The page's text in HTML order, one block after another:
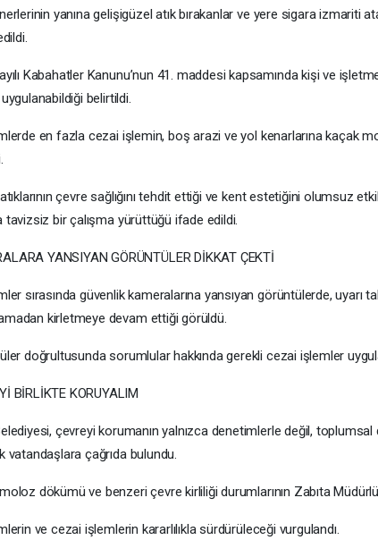
yanına gelişigüzel atık bırakanlar ve yere sigara izmariti
Kabahatler Kanunu’nun 41. maddesi kapsamında kişi ve
belirtildi.
en fazla cezai işlemin, boş arazi ve yol kenarlarına kaçak
çevre sağlığını tehdit ettiği ve kent estetiğini olumsuz
tavizsiz bir çalışma yürüttüğü ifade edildi.
YANSIYAN GÖRÜNTÜLER DİKKAT ÇEKTİ
sırasında güvenlik kameralarına yansıyan görüntülerde, uyarı
kirletmeye devam ettiği görüldü.
doğrultusunda sorumlular hakkında gerekli cezai işlemler
BİRLİKTE KORUYALIM
çevreyi korumanın yalnızca denetimlerle değil, toplumsal
vatandaşlara çağrıda bulundu.
dökümü ve benzeri çevre kirliliği durumlarının Zabıta
ve cezai işlemlerin kararlılıkla sürdürüleceği vurgulandı.